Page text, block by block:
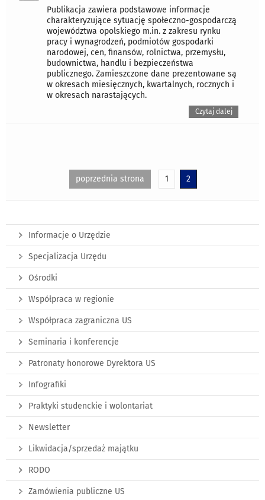
Publikacja zawiera podstawowe informacje
charakteryzujące sytuację społeczno-gospodarczą
województwa opolskiego m.in. z zakresu rynku
pracy i wynagrodzeń, podmiotów gospodarki
narodowej, cen, finansów, rolnictwa, przemysłu,
budownictwa, handlu i bezpieczeństwa
publicznego. Zamieszczone dane prezentowane są
w okresach miesięcznych, kwartalnych, rocznych i
w okresach narastających.
Czytaj dalej
poprzednia strona 1 2
Informacje o Urzędzie
Specjalizacja Urzędu
Ośrodki
Współpraca w regionie
Współpraca zagraniczna US
Seminaria i konferencje
Patronaty honorowe Dyrektora US
Infografiki
Praktyki studenckie i wolontariat
Newsletter
Likwidacja/sprzedaż majątku
RODO
Zamówienia publiczne US